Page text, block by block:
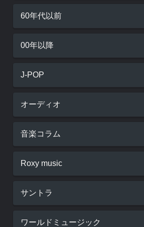
60年代以前
00年以降
J-POP
オーディオ
音楽コラム
Roxy music
サントラ
ワールドミュージック